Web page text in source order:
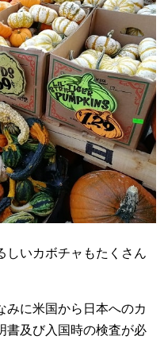
しいカボチャもたくさん
みに米国から日本へのカ
書及び入国時の検査が必